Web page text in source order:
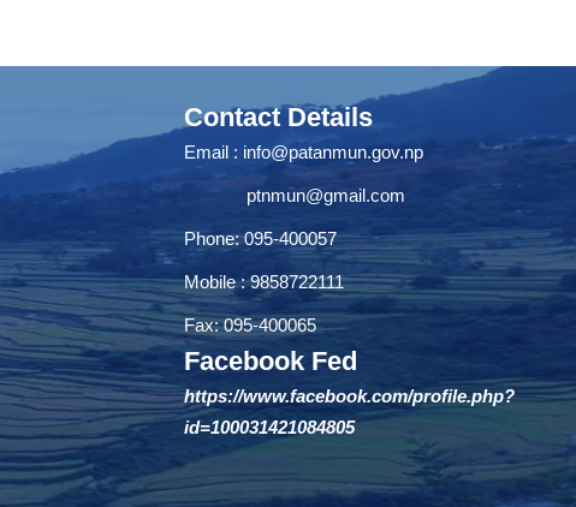
Contact Details
Email : info@patanmun.gov.np
ptnmun@gmail.com
Phone: 095-400057
Mobile : 9858722111
Fax: 095-400065
Facebook Fed
https://www.facebook.com/profile.php?
id=100031421084805